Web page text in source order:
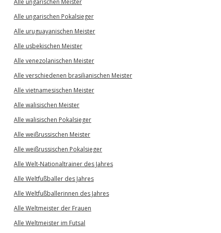
Alle ungarischen Meister
Alle ungarischen Pokalsieger
Alle uruguayanischen Meister
Alle usbekischen Meister
Alle venezolanischen Meister
Alle verschiedenen brasilianischen Meister
Alle vietnamesischen Meister
Alle walisischen Meister
Alle walisischen Pokalsieger
Alle weißrussischen Meister
Alle weißrussischen Pokalsieger
Alle Welt-Nationaltrainer des Jahres
Alle Weltfußballer des Jahres
Alle Weltfußballerinnen des Jahres
Alle Weltmeister der Frauen
Alle Weltmeister im Futsal